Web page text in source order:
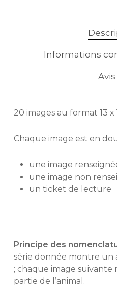
Informations
Avis
20 images au format 13 x
Chaque image est en
une image
une image non
un ticket de lecture
Principe des
série donnée montre un
; chaque image
partie de l’animal.